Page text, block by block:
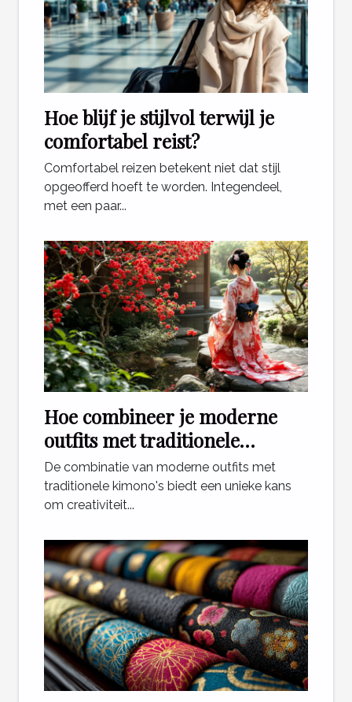
Hoe blijf je stijlvol terwijl je
comfortabel reist?
Comfortabel reizen betekent niet dat stijl
opgeofferd hoeft te worden. Integendeel,
met een paar...
Hoe combineer je moderne
outfits met traditionele
kimono's?
De combinatie van moderne outfits met
traditionele kimono's biedt een unieke kans
om creativiteit...